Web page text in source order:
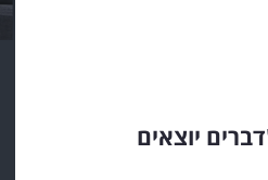
יוצאים